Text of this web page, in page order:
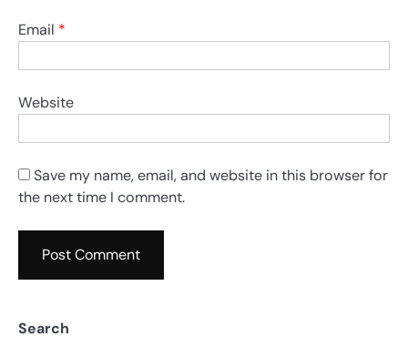
Email *
Website
Save my name, email, and website in this browser for
the next time I comment.
Search